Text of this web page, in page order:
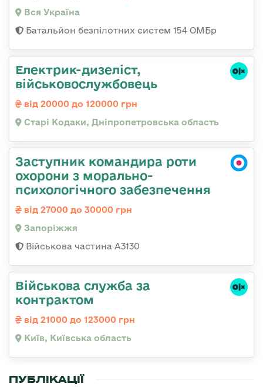
Вся Україна
Батальйон безпілотних систем 154 ОМБр
Електрик-дизеліст,
військовослужбовець
від 20000 до 120000 грн
Старі Кодаки, Дніпропетровська область
Заступник командира роти
охорони з морально-
психологічного забезпечення
від 27000 до 30000 грн
Запоріжжя
Військова частина А3130
Військова служба за
контрактом
від 21000 до 123000 грн
Київ, Київська область
ПУБЛІКАЦІЇ